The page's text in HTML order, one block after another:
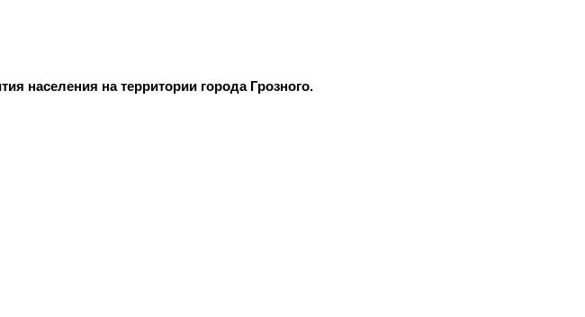
населения на территории города Грозного.